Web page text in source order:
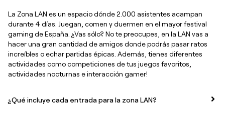
La Zona LAN es un espacio dónde 2.000 asistentes acampan
durante 4 días. Juegan, comen y duermen en el mayor festival
gaming de España. ¿Vas sólo? No te preocupes, en la LAN vas a
hacer una gran cantidad de amigos donde podrás pasar ratos
increíbles o echar partidas épicas. Además, tienes diferentes
actividades como competiciones de tus juegos favoritos,
actividades nocturnas e interacción gamer!
¿Qué incluye cada entrada para la zona LAN?